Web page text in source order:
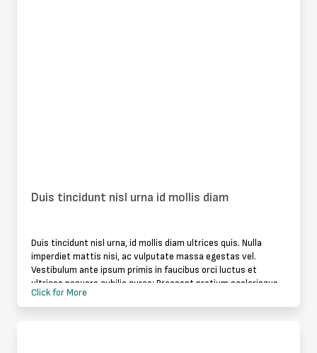
Duis tincidunt nisl urna id mollis diam
Duis tincidunt nisl urna, id mollis diam ultrices quis. Nulla
imperdiet mattis nisi, ac vulputate massa egestas vel.
Vestibulum ante ipsum primis in faucibus orci luctus et
ultrices posuere cubilia curae; Praesent pretium scelerisque
libero, vel accu
Click for More